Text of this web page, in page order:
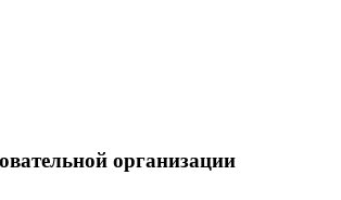
организации